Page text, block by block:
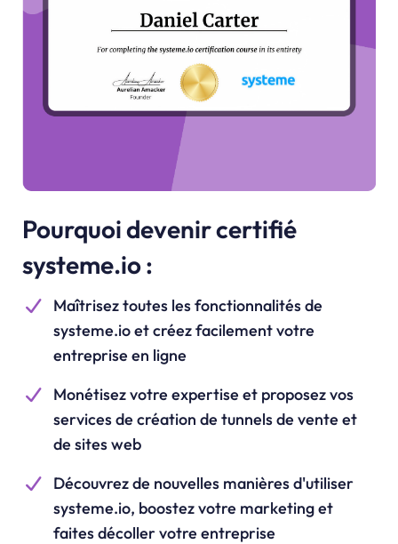
Pourquoi devenir certifié
systeme.io :
Maîtrisez toutes les fonctionnalités de
systeme.ioet créez facilement votre
entreprise en ligne
Monétisez votre expertise et proposez vos
services de création de tunnels de vente et
de sites web
Découvrez de nouvelles manières d'utiliser
systeme.io, boostez votre marketing et
faites décoller votre entreprise